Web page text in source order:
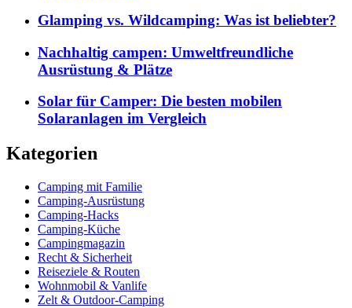
Glamping vs. Wildcamping: Was ist beliebter?
Nachhaltig campen: Umweltfreundliche
Ausrüstung & Plätze
Solar für Camper: Die besten mobilen
Solaranlagen im Vergleich
Kategorien
Camping mit Familie
Camping-Ausrüstung
Camping-Hacks
Camping-Küche
Campingmagazin
Recht & Sicherheit
Reiseziele & Routen
Wohnmobil & Vanlife
Zelt & Outdoor-Camping